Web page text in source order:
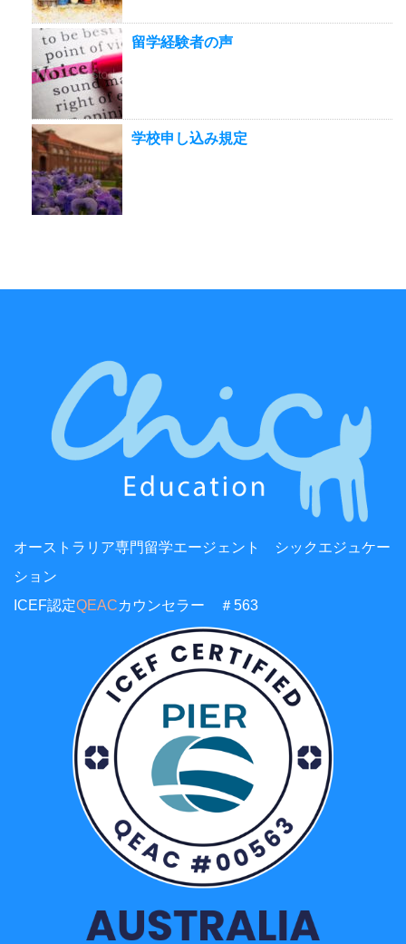
留学経験者の声
学校申し込み規定
オーストラリア専門留学エージェント シックエジュケー
ション
ICEF認定QEACカウンセラー ＃563